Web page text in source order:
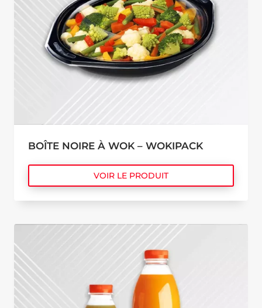
BOÎTE NOIRE À WOK – WOKIPACK
VOIR LE PRODUIT